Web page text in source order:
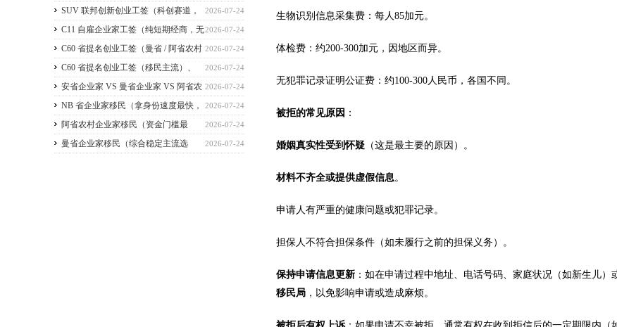
生物识别信息采集费：每人85加元。
体检费：约200-300加元，因地区而异。
无犯罪记录证明公证费：约100-300人民币，各国不同。
被拒的常见原因 ：
婚姻真实性受到怀疑 （这是最主要的原因）。
材料不齐全或提供虚假信息 。
申请人有严重的健康问题或犯罪记录。
担保人不符合担保条件（如未履行之前的担保义务）。
保持申请信息更新 ：如在申请过程中地址、电话号码、家庭状况（如新生儿）
移民局 ，以免影响申请或造成麻烦。
签比较
司开加拿大分公司）
2026-07-24
SUV 联邦创新创业工签（科创赛道，
2026 暂停接收新申请）
2026-07-24
C11 自雇企业家工签（纯短期经商，无
直接永居通道）
2026-07-24
C60 省提名创业工签（曼省 / 阿省农村
/ NB 省，唯一稳定转永居，重点）
2026-07-24
C60 省提名创业工签（移民主流）、
C11 自雇工签、SUV 科创工签、ICT 跨国高管工
签
2026-07-24
安省企业家 VS 曼省企业家 VS 阿省农
村企业家 VS NB 省企业家 四合一详细对比
（2026 年 7 月最新官方政策）
2026-07-24
NB 省企业家移民（拿身份速度最快，
短期创业过渡首选）
2026-07-24
阿省农村企业家移民（资金门槛最
低，预算有限首选）
2026-07-24
曼省企业家移民（综合稳定主流选